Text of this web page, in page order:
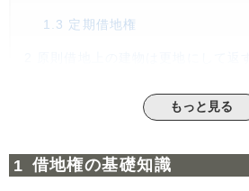
1.3 定期借地権
借地上の建物の解体にかかる
3.1地主に建物買取請求権を行使
もっと見る
借地権の基礎知識